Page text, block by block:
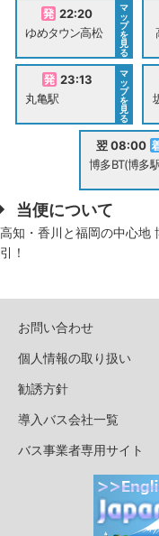
22:20
ゆめタウン高松
マ
ッ
プ
を
見
る
23:13
丸亀駅
マ
ッ
プ
を
見
る
翌 08:00
博多BT(博多
当便について
高知・香川と福岡の中心地
引！
お問い合わせ
個人情報の取り扱い
勧誘方針
導入バス会社一覧
バス事業者専用サイト